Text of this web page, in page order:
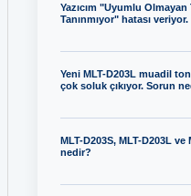
Yazıcım "Uyumlu
Tanınmıyor" hatası veriyor.
Yeni MLT-D203L muadil
çok soluk çıkıyor. Sorun
MLT-D203S, MLT-D203L ve
nedir?